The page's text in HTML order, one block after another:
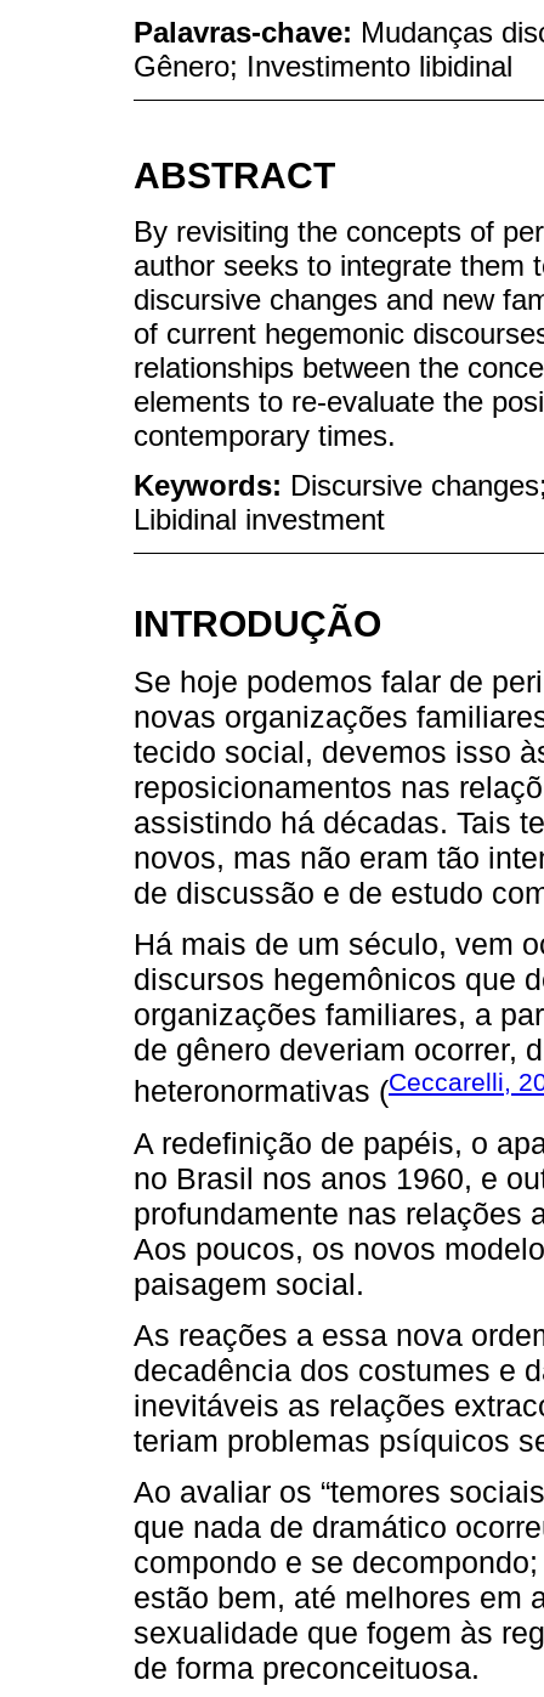
Palavras-chave: Mudanças
Gênero; Investimento libidinal
ABSTRACT
By revisiting the concepts of
author seeks to integrate them
discursive changes and new
of current hegemonic
relationships between the
elements to re-evaluate the
contemporary times.
Keywords: Discursive
Libidinal investment
INTRODUÇÃO
Se hoje podemos falar de
novas organizações
tecido social, devemos isso
reposicionamentos nas
assistindo há décadas. Tais
novos, mas não eram tão
de discussão e de estudo
Há mais de um século, vem
discursos hegemônicos que
organizações familiares, a
de gênero deveriam ocorrer,
heteronormativas (Ceccarelli,
A redefinição de papéis, o
no Brasil nos anos 1960, e
profundamente nas relações
Aos poucos, os novos
paisagem social.
As reações a essa nova
decadência dos costumes e
inevitáveis as relações
teriam problemas psíquicos
Ao avaliar os “temores
que nada de dramático
compondo e se
estão bem, até melhores em
sexualidade que fogem às
de forma preconceituosa.